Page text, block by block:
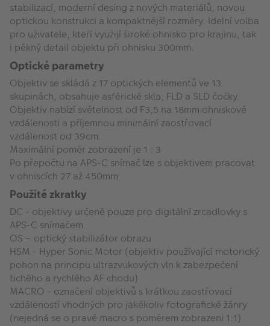
stabilizací, moderní desing z nových materiálů, novou
optickou konstrukci a kompaktnější rozměry. Idelní volba
pro uživatele, kteří využijí široké ohnisko pro krajinu, tak
i pěkný detail objektu při ohnisku 300mm.
Optické parametry
Objektiv se skládá z 17 optických elementů ve 13
skupinách, obsahuje asférické skla, FLD a SLD čočky.
Objektiv nabízí světelnost od F3,5 na 18mm ohniskové
vzdálenosti a příjemnou minimální zaostřovací
vzdálenost od 39cm.
Maximální poměr zobrazení je 1 : 3
Po přepočtu na APS-C snímač lze s objektivem pracovat
v ohniscích 27 až 450mm.
Použité zkratky
DC - objektivy určené pouze pro digitální zrcadlovky s
APS-C snímačem
OS – optický stabilizátor obrazu
HSM - Hyper Sonic Motor (objektiv používající motorický
pohon na principu ultrazvukových vln k zabezpečení
tichého a rychlého AF chodu)
MACRO - označení objektivů s krátkou zaostřovací
vzdáleností vhodných pro jakékoliv fotografické žánry
(nejedná se o pravé macro s poměrem zobrazeni 1:1)